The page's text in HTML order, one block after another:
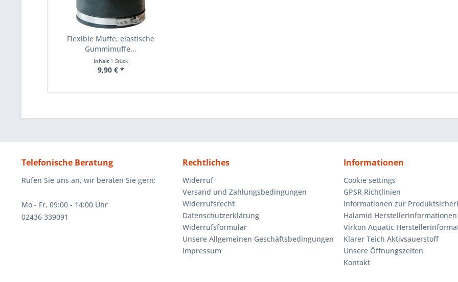
Flexible Muffe, elastische
Gummimuffe...
Inhalt 1 Stück
9,90 € *
Telefonische Beratung
Rufen Sie uns an, wir beraten Sie gern:
Mo - Fr, 09:00 - 14:00 Uhr
02436 339091
Rechtliches
Widerruf
Versand und Zahlungsbedingungen
Widerrufsrecht
Datenschutzerklärung
Widerrufsformular
Unsere Allgemeinen Geschäftsbedingungen
Impressum
Informationen
Cookie settings
GPSR Richtlinien
Informationen zur
Halamid Herstellerinformationen
Virkon Aquatic
Klarer Teich Aktivsauerstoff
Unsere Öffnungszeiten
Kontakt